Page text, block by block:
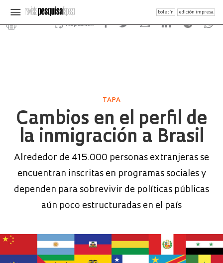
boletín edición impresa
Republish
TAPA
Cambios en el perfil de
la inmigración a Brasil
Alrededor de 415.000 personas extranjeras se
encuentran inscritas en programas sociales y
dependen para sobrevivir de políticas públicas
aún poco estructuradas en el país